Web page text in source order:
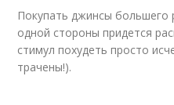
Покупать джинсы большего
одной стороны придется
стимул похудеть просто
трачены!).